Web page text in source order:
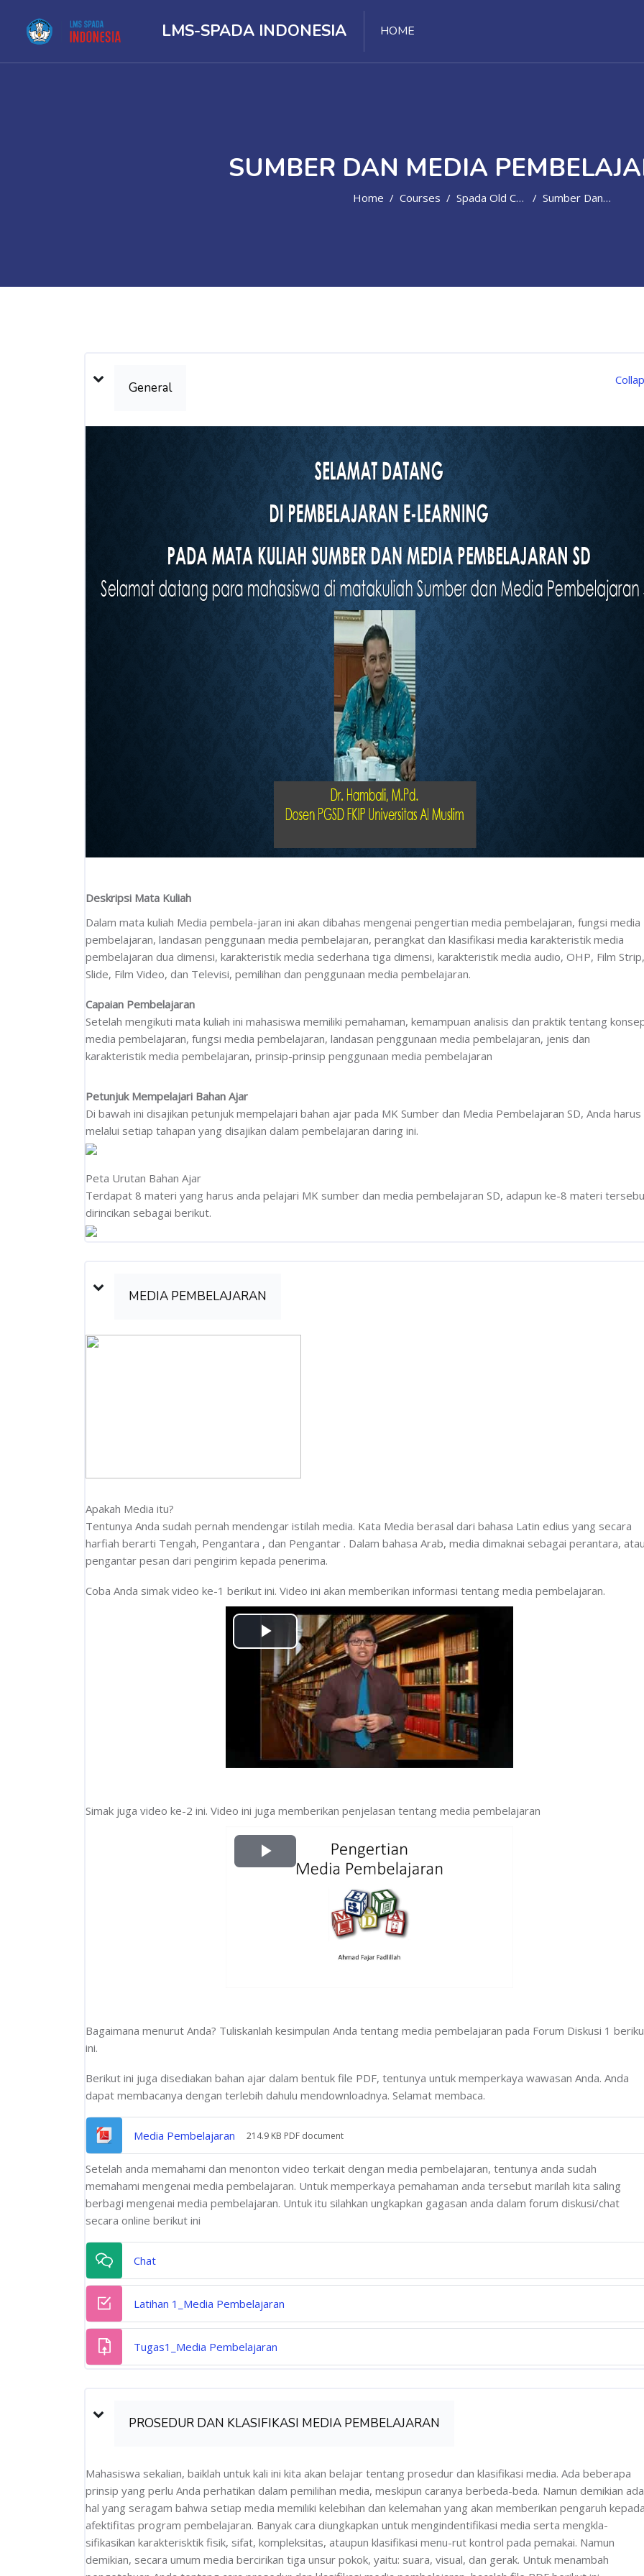
LMS-SPADA INDONESIA HOME
SUMBER DAN MEDIA
Home Courses Spada Old Course Sumber Dan Media Pembelajaran SD-1547625532
General
Deskripsi Mata Kuliah
Dalam mata kuliah Media pembela-jaran ini akan dibahas mengenai pengertian media pembelajaran, fungsi media
pembelajaran, landasan penggunaan media pembelajaran, perangkat dan klasifikasi media karakteristik media
pembelajaran dua dimensi, karakteristik media sederhana tiga dimensi, karakteristik media audio, OHP, Film Strip,
Slide, Film Video, dan Televisi, pemilihan dan penggunaan media pembelajaran.
Capaian Pembelajaran
Setelah mengikuti mata kuliah ini mahasiswa memiliki pemahaman, kemampuan analisis dan praktik tentang
media pembelajaran, fungsi media pembelajaran, landasan penggunaan media pembelajaran, jenis dan
karakteristik media pembelajaran, prinsip-prinsip penggunaan media pembelajaran
Petunjuk Mempelajari Bahan Ajar
Di bawah ini disajikan petunjuk mempelajari bahan ajar pada MK Sumber dan Media Pembelajaran SD, Anda harus
melalui setiap tahapan yang disajikan dalam pembelajaran daring ini.
Peta Urutan Bahan Ajar
Terdapat 8 materi yang harus anda pelajari MK sumber dan media pembelajaran SD, adapun ke-8 materi
dirincikan sebagai berikut.
MEDIA PEMBELAJARAN
Apakah Media itu?
Tentunya Anda sudah pernah mendengar istilah media. Kata Media berasal dari bahasa Latin edius yang secara
harfiah berarti Tengah, Pengantara , dan Pengantar . Dalam bahasa Arab, media dimaknai sebagai perantara,
pengantar pesan dari pengirim kepada penerima.
Coba Anda simak video ke-1 berikut ini. Video ini akan memberikan informasi tentang media pembelajaran.
P
l
a
i
d
e
Simak juga video ke-2 ini. Video ini juga memberikan penjelasan tentang media pembelajaran
P
i
e
Bagaimana menurut Anda? Tuliskanlah kesimpulan Anda tentang media pembelajaran pada Forum Diskusi 1
ini.
Berikut ini juga disediakan bahan ajar dalam bentuk file PDF, tentunya untuk memperkaya wawasan Anda. Anda
dapat membacanya dengan terlebih dahulu mendownloadnya. Selamat membaca.
Media Pembelajaran File214.9 KB PDF document
Setelah anda memahami dan menonton video terkait dengan media pembelajaran, tentunya anda sudah
memahami mengenai media pembelajaran. Untuk memperkaya pemahaman anda tersebut marilah kita saling
berbagi mengenai media pembelajaran. Untuk itu silahkan ungkapkan gagasan anda dalam forum diskusi/chat
secara online berikut ini
Chat
Latihan 1_Media Pembelajaran
Tugas1_Media Pembelajaran
PROSEDUR DAN KLASIFIKASI MEDIA PEMBELAJARAN
Mahasiswa sekalian, baiklah untuk kali ini kita akan belajar tentang prosedur dan klasifikasi media. Ada beberapa
prinsip yang perlu Anda perhatikan dalam pemilihan media, meskipun caranya berbeda-beda. Namun demikian ada
hal yang seragam bahwa setiap media memiliki kelebihan dan kelemahan yang akan memberikan pengaruh
afektifitas program pembelajaran. Banyak cara diungkapkan untuk mengindentifikasi media serta mengkla-
sifikasikan karakterisktik fisik, sifat, kompleksitas, ataupun klasifikasi menu-rut kontrol pada pemakai. Namun
demikian, secara umum media bercirikan tiga unsur pokok, yaitu: suara, visual, dan gerak. Untuk menambah